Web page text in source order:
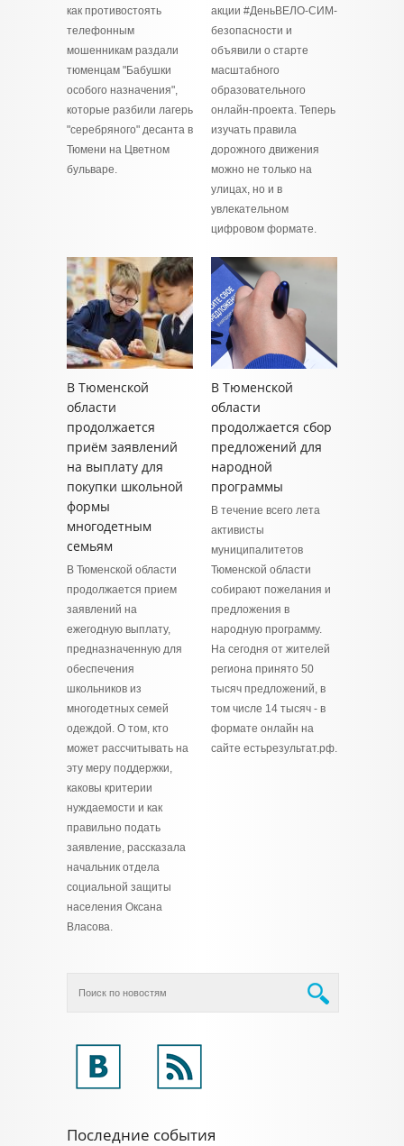
как противостоять
телефонным
мошенникам раздали
тюменцам "Бабушки
особого назначения",
которые разбили лагерь
"серебряного" десанта в
Тюмени на Цветном
бульваре.
акции #ДеньВЕЛО-СИМ-
безопасности и
объявили о старте
масштабного
образовательного
онлайн-проекта. Теперь
изучать правила
дорожного движения
можно не только на
улицах, но и в
увлекательном
цифровом формате.
В Тюменской
области
продолжается
приём заявлений
на выплату для
покупки школьной
формы
многодетным
семьям
В Тюменской области
продолжается прием
заявлений на
ежегодную выплату,
предназначенную для
обеспечения
школьников из
многодетных семей
одеждой. О том, кто
может рассчитывать на
эту меру поддержки,
каковы критерии
нуждаемости и как
правильно подать
заявление, рассказала
начальник отдела
социальной защиты
населения Оксана
Власова.
В Тюменской
области
продолжается сбор
предложений для
народной
программы
В течение всего лета
активисты
муниципалитетов
Тюменской области
собирают пожелания и
предложения в
народную программу.
На сегодня от жителей
региона принято 50
тысяч предложений, в
том числе 14 тысяч - в
формате онлайн на
сайте естьрезультат.рф.
Последние события